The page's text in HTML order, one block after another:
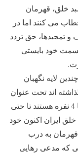
خلق، قهرمان
می کنند اما در
و تمجیدها، حق تردد
خود بایستی
لایه نگهبان
اند تحت عنوان
هوشیار – پست های نگهبانی ضلع قرارگاهها 4 نفره هستند تا حتی
خلق ایران اکنون خود
به درب
که مدعی رهایی